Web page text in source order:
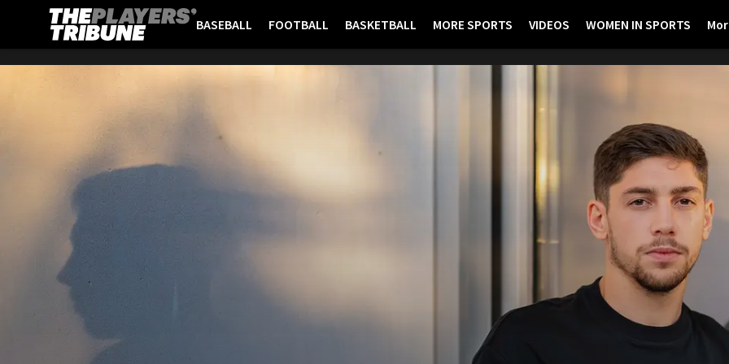
BASEBALL FOOTBALL BASKETBALL MORE SPORTS VIDEOS WOMEN IN SPORTS